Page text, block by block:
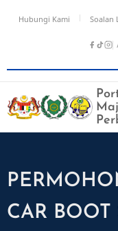
Hubungi Kami Soalan
CAR BOOT